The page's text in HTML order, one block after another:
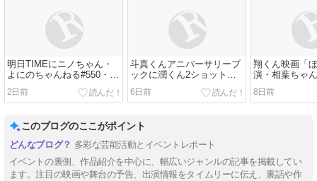
明日TIMEにニノちゃん・
よにのちゃんねる#550・翔
くんMUSIC EXPO LIVEコ
メント動画ほかいろいろ
2日前
斗真くんアニバーサリーブ
ックに潤くん2ショット＆
ロング対談
6日前
翔くん映画「
演・相葉ちゃ
ピッチ動画・
ねる#549
8日前
このブログのここがポイント
多彩な芸能活動とイベントレポート
イベントの裏側、作品紹介を中心に、幅広いジャンルの記事を掲載してい
ます。注目の映画や舞台の予告、出演情報をタイムリーに伝え、裏話や作